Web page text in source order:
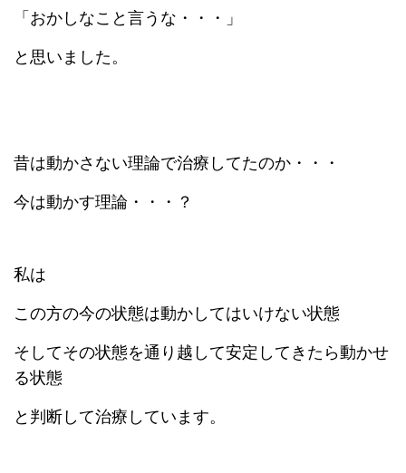
「おかしなこと言うな・・・」
と思いました。
昔は動かさない理論で治療してたのか・・・
今は動かす理論・・・？
私は
この方の今の状態は動かしてはいけない状態
そしてその状態を通り越して安定してきたら動かせ
る状態
と判断して治療しています。